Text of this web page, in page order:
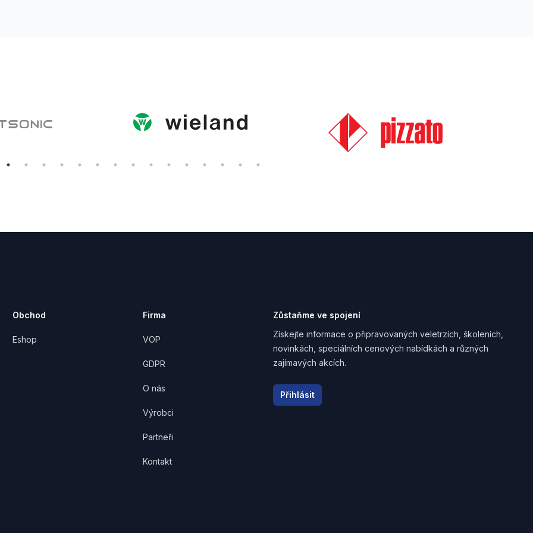
Obchod
Eshop
Firma
VOP
GDPR
O nás
Výrobci
Partneři
Kontakt
Zůstaňme ve spojení
Získejte informace o připravovaných veletrzích, školeních,
novinkách, speciálních cenových nabídkách a různých
zajímavých akcích.
Email address
Přihlásit